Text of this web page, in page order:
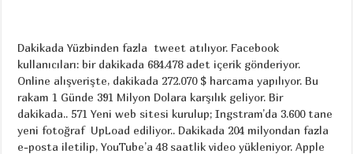
Dakikada Yüzbinden fazla tweet atılıyor. Facebook
kullanıcıları: bir dakikada 684.478 adet içerik gönderiyor.
Online alışverişte, dakikada 272.070 $ harcama yapılıyor. Bu
rakam 1 Günde 391 Milyon Dolara karşılık geliyor. Bir
dakikada.. 571 Yeni web sitesi kurulup; Ingstram’da 3.600 tane
yeni fotoğraf UpLoad ediliyor.. Dakikada 204 milyondan fazla
e-posta iletilip, YouTube’a 48 saatlik video yükleniyor. Apple